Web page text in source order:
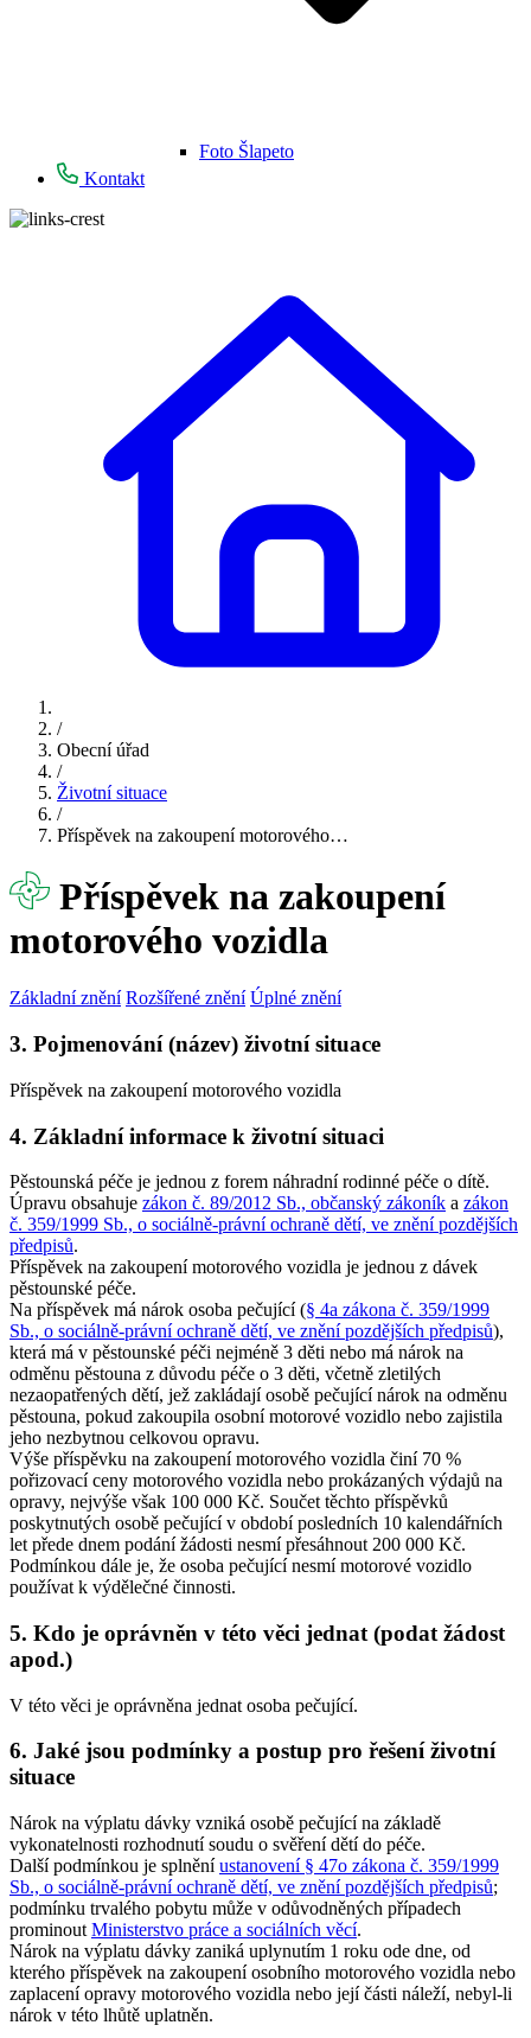
Foto Šlapeto
Kontakt
/
Obecní úřad
/
Životní situace
/
Příspěvek na zakoupení motorového…
Příspěvek na zakoupení
motorového vozidla
Základní znění Rozšířené znění Úplné znění
3. Pojmenování (název) životní situace
Příspěvek na zakoupení motorového vozidla
4. Základní informace k životní situaci
Pěstounská péče je jednou z forem náhradní rodinné péče o dítě.
Úpravu obsahuje zákon č. 89/2012 Sb., občanský zákoník a zákon
č. 359/1999 Sb., o sociálně-právní ochraně dětí, ve znění pozdějších
předpisů.
Příspěvek na zakoupení motorového vozidla je jednou z dávek
pěstounské péče.
Na příspěvek má nárok osoba pečující (§ 4a zákona č. 359/1999
Sb., o sociálně-právní ochraně dětí, ve znění pozdějších předpisů),
která má v pěstounské péči nejméně 3 děti nebo má nárok na
odměnu pěstouna z důvodu péče o 3 děti, včetně zletilých
nezaopatřených dětí, jež zakládají osobě pečující nárok na odměnu
pěstouna, pokud zakoupila osobní motorové vozidlo nebo zajistila
jeho nezbytnou celkovou opravu.
Výše příspěvku na zakoupení motorového vozidla činí 70 %
pořizovací ceny motorového vozidla nebo prokázaných výdajů na
opravy, nejvýše však 100 000 Kč. Součet těchto příspěvků
poskytnutých osobě pečující v období posledních 10 kalendářních
let přede dnem podání žádosti nesmí přesáhnout 200 000 Kč.
Podmínkou dále je, že osoba pečující nesmí motorové vozidlo
používat k výdělečné činnosti.
5. Kdo je oprávněn v této věci jednat (podat žádost
apod.)
V této věci je oprávněna jednat osoba pečující.
6. Jaké jsou podmínky a postup pro řešení životní
situace
Nárok na výplatu dávky vzniká osobě pečující na základě
vykonatelnosti rozhodnutí soudu o svěření dětí do péče.
Další podmínkou je splněníustanovení § 47o zákona č. 359/1999
Sb., o sociálně-právní ochraně dětí, ve znění pozdějších předpisů;
podmínku trvalého pobytu může v odůvodněných případech
prominout Ministerstvo práce a sociálních věcí.
Nárok na výplatu dávky zaniká uplynutím 1 roku ode dne, od
kterého příspěvek na zakoupení osobního motorového vozidla nebo
zaplacení opravy motorového vozidla nebo její části náleží, nebyl-li
nárok v této lhůtě uplatněn.